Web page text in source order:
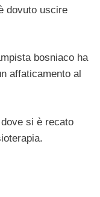
dovuto uscire
bosniaco ha
affaticamento al
si è recato